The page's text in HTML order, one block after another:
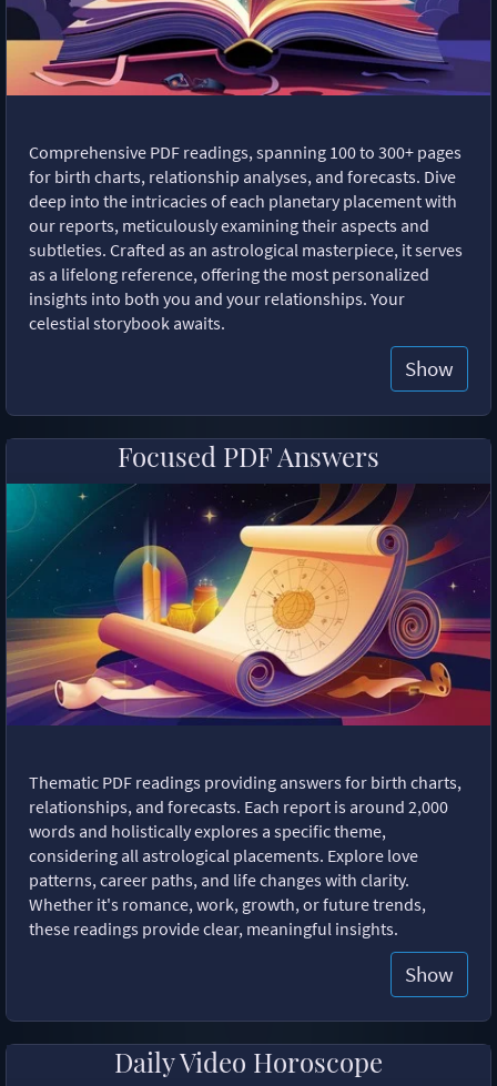
Comprehensive PDF readings, spanning 100 to 300+ pages
for birth charts, relationship analyses, and forecasts. Dive
deep into the intricacies of each planetary placement with
our reports, meticulously examining their aspects and
subtleties. Crafted as an astrological masterpiece, it serves
as a lifelong reference, offering the most personalized
insights into both you and your relationships. Your
celestial storybook awaits.
Show
Focused PDF Answers
Thematic PDF readings providing answers for birth charts,
relationships, and forecasts. Each report is around 2,000
words and holistically explores a specific theme,
considering all astrological placements. Explore love
patterns, career paths, and life changes with clarity.
Whether it's romance, work, growth, or future trends,
these readings provide clear, meaningful insights.
Show
Daily Video Horoscope